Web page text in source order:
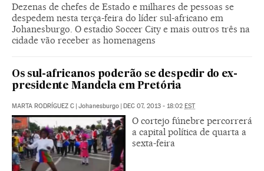
Dezenas de chefes de Estado e milhares de pessoas se
despedem nesta terça-feira do líder sul-africano em
Johanesburgo. O estadio Soccer City e mais outros três na
cidade vão receber as homenagens
Os sul-africanos poderão se despedir do ex-
presidente Mandela em Pretória
MARTA RODRÍGUEZ C | Johanesburgo | DEC 07, 2013 - 18:02 EST
O cortejo fúnebre percorrerá
a capital política de quarta a
sexta-feira